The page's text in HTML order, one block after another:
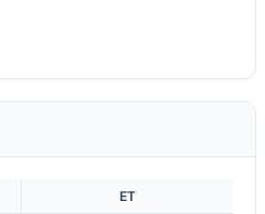
ET